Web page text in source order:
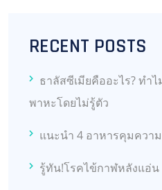
RECENT POSTS
ธาลัสซีเมียคืออะไร? ทำ
พาหะโดยไม่รู้ตัว
แนะนำ 4 อาหารคุมควา
รู้ทัน!โรคไข้กาฬหลังแอ่น